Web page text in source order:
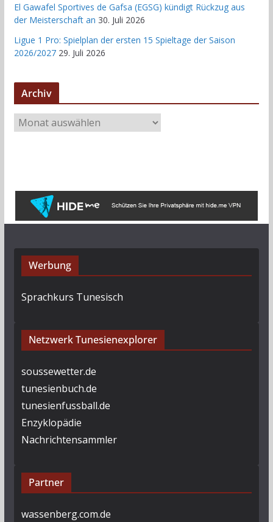
El Gawafel Sportives de Gafsa (EGSG) kündigt Rückzug aus
der Meisterschaft an 30. Juli 2026
Ligue 1 Pro: Spielplan der ersten 15 Spieltage der Saison
2026/2027 29. Juli 2026
Archiv
r
Werbung
Sprachkurs Tunesisch
Netzwerk Tunesienexplorer
soussewetter.de
tunesienbuch.de
tunesienfussball.de
Enzyklopädie
Nachrichtensammler
Partner
wassenberg.com.de